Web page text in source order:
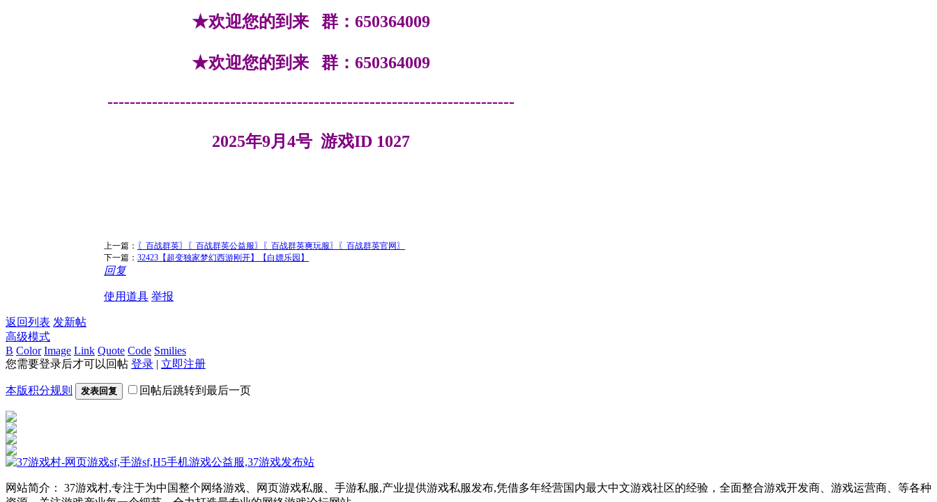
★欢迎您的到来 群：650364009
★欢迎您的到来 群：650364009
-------------------------------------------------------------------------
2025年9月4号 游戏ID 1027
上一篇： 〖百战群英〗〖百战群英公益服〗〖百战群英爽玩服〗〖百战群英官网〗
下一篇： 32423【超变独家梦幻西游刚开】【白嫖乐园】
回复
使用道具 举报
返回列表 发新帖
高级模式
B Color Image Link Quote Code Smilies
您需要登录后才可以回帖 登录 | 立即注册
本版积分规则 发表回复 回帖后跳转到最后一页
网站简介： 37游戏村,专注于为中国整个网络游戏、网页游戏私服、手游私服,产业提供游戏私服发布,凭借多年经营国内最大中文游戏社区的经验，全面整合游戏开发商、游戏运营商、等各种